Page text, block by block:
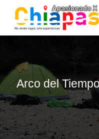
Arco del